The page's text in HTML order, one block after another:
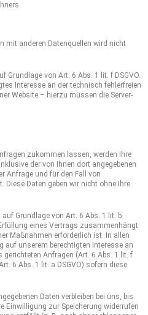
mit anderen Datenquellen wird nicht
Grundlage von Art. 6 Abs. 1 lit. f DSGVO.
Interesse an der technisch fehlerfreien
Website – hierzu müssen die Server-
zukommen lassen, werden Ihre
der von Ihnen dort angegebenen
Anfrage und für den Fall von
Daten geben wir nicht ohne Ihre
Grundlage von Art. 6 Abs. 1 lit. b
eines Vertrags zusammenhängt
Maßnahmen erforderlich ist. In allen
auf unserem berechtigten Interesse an
gerichteten Anfragen (Art. 6 Abs. 1 lit. f
6 Abs. 1 lit. a DSGVO) sofern diese
Daten verbleiben bei uns, bis
Einwilligung zur Speicherung widerrufen